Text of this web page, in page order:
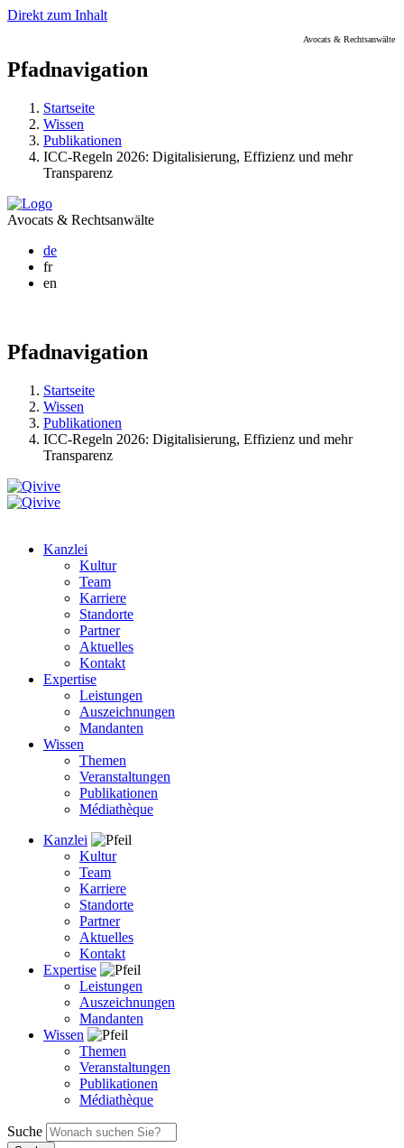
Direkt zum Inhalt
Avocats & Rechtsanwälte
Pfadnavigation
Startseite
Wissen
Publikationen
ICC-Regeln 2026: Digitalisierung, Effizienz und mehr
Transparenz
Avocats & Rechtsanwälte
de
fr
en
Pfadnavigation
Startseite
Wissen
Publikationen
ICC-Regeln 2026: Digitalisierung, Effizienz und mehr
Transparenz
Kanzlei
Kultur
Team
Karriere
Standorte
Partner
Aktuelles
Kontakt
Expertise
Leistungen
Auszeichnungen
Mandanten
Wissen
Themen
Veranstaltungen
Publikationen
Médiathèque
Kanzlei
Kultur
Team
Karriere
Standorte
Partner
Aktuelles
Kontakt
Expertise
Leistungen
Auszeichnungen
Mandanten
Wissen
Themen
Veranstaltungen
Publikationen
Médiathèque
Suche